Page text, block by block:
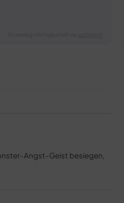
Angst-Geist besiegen,